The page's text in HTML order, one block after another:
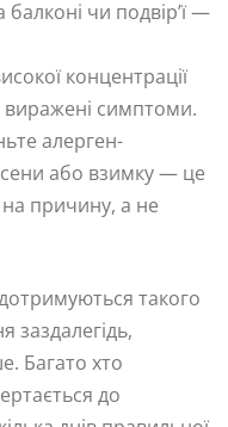
чи подвір’ї —
концентрації
симптоми.
алерген-
або взимку — це
причину, а не
такого
заздалегідь,
Багато хто
до